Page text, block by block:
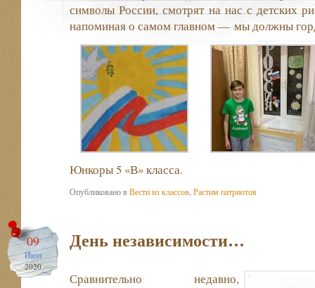
символы России, смотрят на нас с детских
напоминая о самом главном — мы должны
Юнкоры 5 «В» класса.
Опубликовано вВести из классов Растим патриотов
09
Июн
2020
День независимости…
Сравнительно недавно,